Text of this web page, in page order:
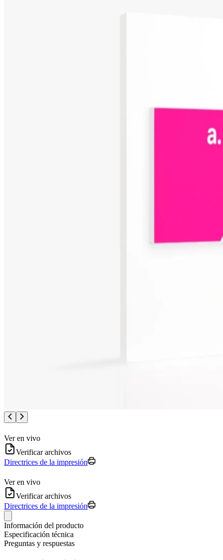
Ver en vivo
Verificar archivos
Directrices de la impresión
Ver en vivo
Verificar archivos
Directrices de la impresión
Información del producto
Especificación técnica
Preguntas y respuestas